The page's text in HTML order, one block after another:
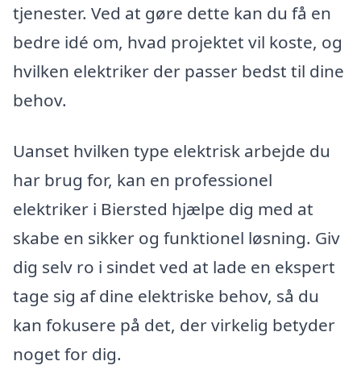
tjenester. Ved at gøre dette kan du få en
bedre idé om, hvad projektet vil koste, og
hvilken elektriker der passer bedst til dine
behov.
Uanset hvilken type elektrisk arbejde du
har brug for, kan en professionel
elektriker i Biersted hjælpe dig med at
skabe en sikker og funktionel løsning. Giv
dig selv ro i sindet ved at lade en ekspert
tage sig af dine elektriske behov, så du
kan fokusere på det, der virkelig betyder
noget for dig.